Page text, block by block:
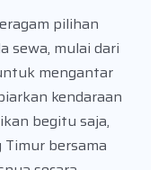
pilihan
sewa, mulai dari
mengantar
kendaraan
begitu saja,
bersama